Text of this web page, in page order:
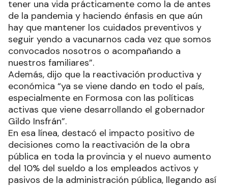
tener una vida prácticamente como la de antes
de la pandemia y haciendo énfasis en que aún
hay que mantener los cuidados preventivos y
seguir yendo a vacunarnos cada vez que somos
convocados nosotros o acompañando a
nuestros familiares”.
Además, dijo que la reactivación productiva y
económica “ya se viene dando en todo el país,
especialmente en Formosa con las políticas
activas que viene desarrollando el gobernador
Gildo Insfrán”.
En esa línea, destacó el impacto positivo de
decisiones como la reactivación de la obra
pública en toda la provincia y el nuevo aumento
del 10% del sueldo a los empleados activos y
pasivos de la administración pública, llegando así